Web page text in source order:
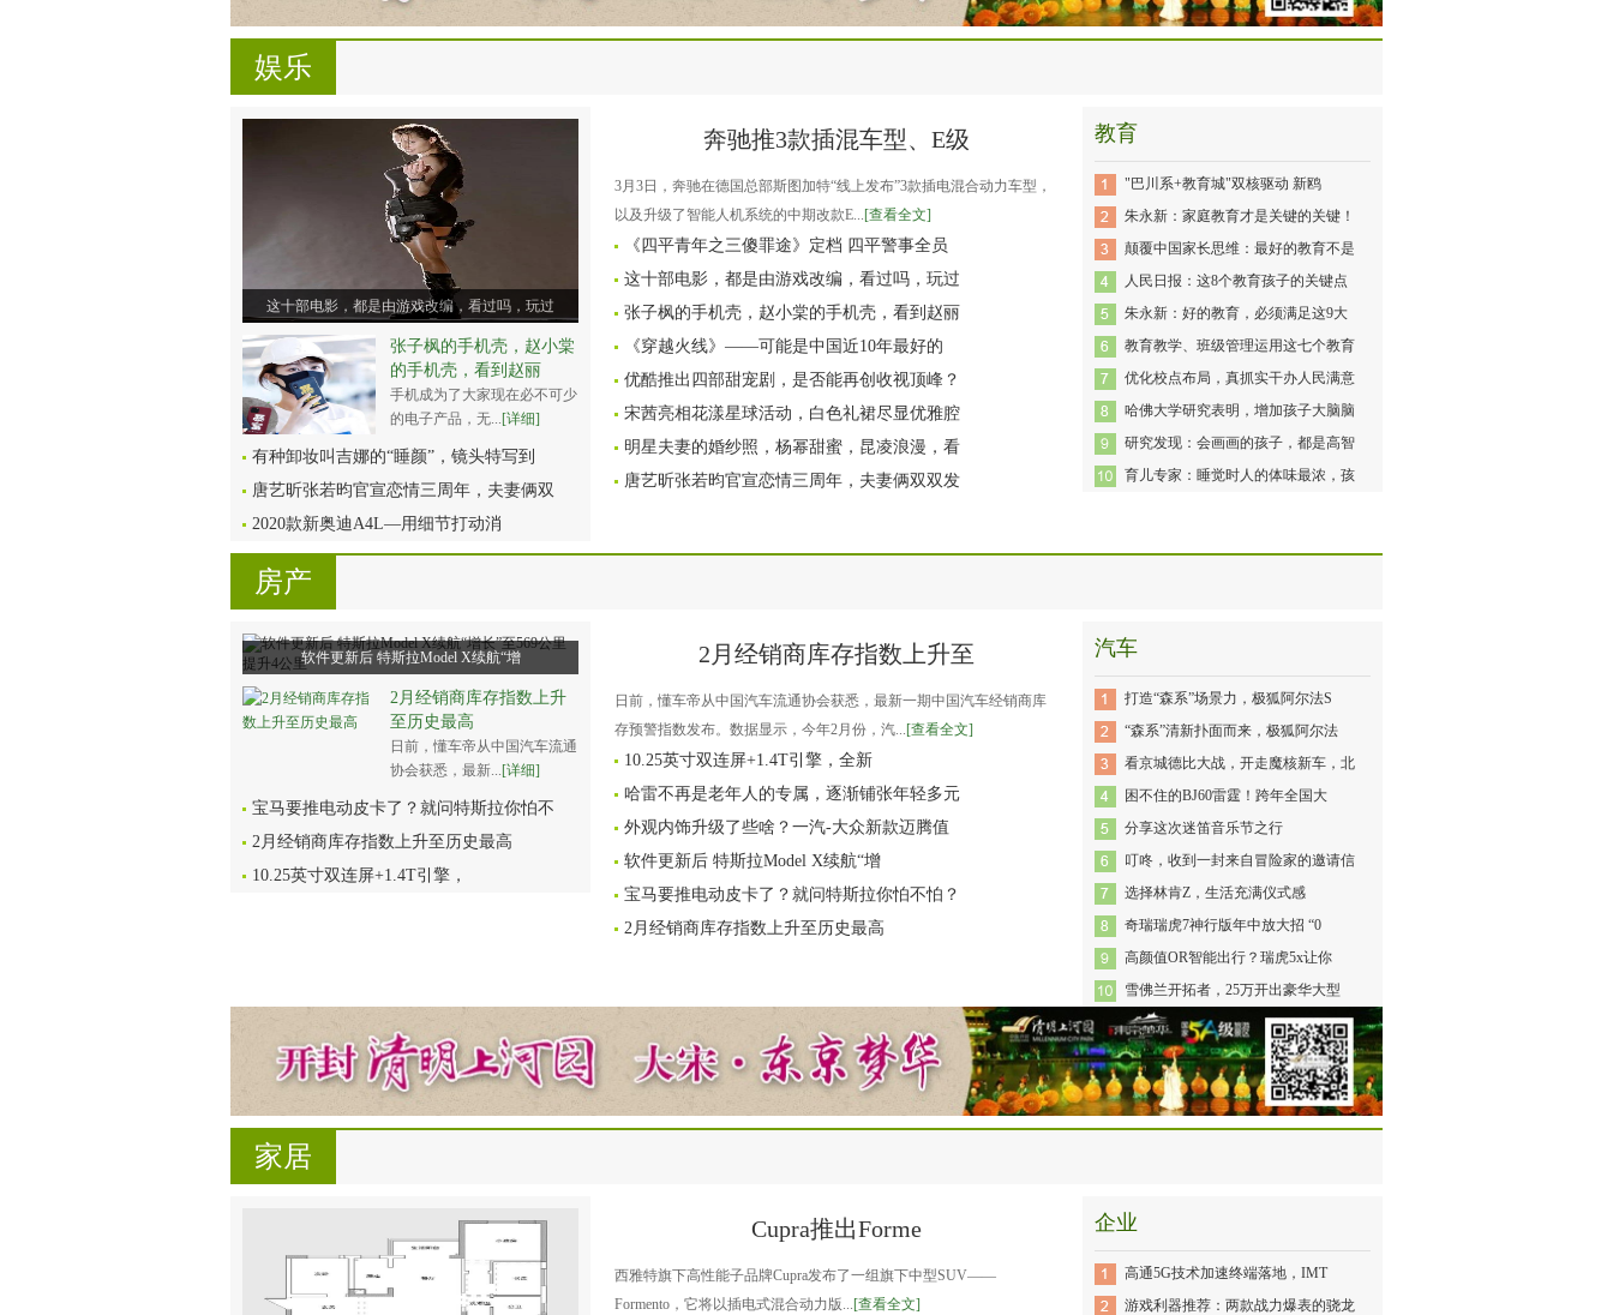
娱乐
这十部电影，都是由游戏改编，看过吗，玩过
张子枫的手机壳，赵小棠
的手机壳，看到赵丽
手机成为了大家现在必不可少
的电子产品，无...[详细]
有种卸妆叫吉娜的“睡颜”，镜头特写到
唐艺昕张若昀官宣恋情三周年，夫妻俩双
2020款新奥迪A4L—用细节打动消
奔驰推3款插混车型、E级
3月3日，奔驰在德国总部斯图加特“线上发布”3款插电混合动力车型，
以及升级了智能人机系统的中期改款E...[查看全文]
《四平青年之三傻罪途》定档 四平警事全员
这十部电影，都是由游戏改编，看过吗，玩过
张子枫的手机壳，赵小棠的手机壳，看到赵丽
《穿越火线》——可能是中国近10年最好的
优酷推出四部甜宠剧，是否能再创收视顶峰？
宋茜亮相花漾星球活动，白色礼裙尽显优雅腔
明星夫妻的婚纱照，杨幂甜蜜，昆凌浪漫，看
唐艺昕张若昀官宣恋情三周年，夫妻俩双双发
教育
"巴川系+教育城"双核驱动 新鸥
朱永新：家庭教育才是关键的关键！
颠覆中国家长思维：最好的教育不是
人民日报：这8个教育孩子的关键点
朱永新：好的教育，必须满足这9大
教育教学、班级管理运用这七个教育
优化校点布局，真抓实干办人民满意
哈佛大学研究表明，增加孩子大脑脑
研究发现：会画画的孩子，都是高智
育儿专家：睡觉时人的体味最浓，孩
房产
软件更新后 特斯拉Model X续航“增
2月经销商库存指数上升
至历史最高
日前，懂车帝从中国汽车流通
协会获悉，最新...[详细]
宝马要推电动皮卡了？就问特斯拉你怕不
2月经销商库存指数上升至历史最高
10.25英寸双连屏+1.4T引擎，
2月经销商库存指数上升至
日前，懂车帝从中国汽车流通协会获悉，最新一期中国汽车经销商库
存预警指数发布。数据显示，今年2月份，汽...[查看全文]
10.25英寸双连屏+1.4T引擎，全新
哈雷不再是老年人的专属，逐渐铺张年轻多元
外观内饰升级了些啥？一汽-大众新款迈腾值
软件更新后 特斯拉Model X续航“增
宝马要推电动皮卡了？就问特斯拉你怕不怕？
2月经销商库存指数上升至历史最高
汽车
打造“森系”场景力，极狐阿尔法S
“森系”清新扑面而来，极狐阿尔法
看京城德比大战，开走魔核新车，北
困不住的BJ60雷霆！跨年全国大
分享这次迷笛音乐节之行
叮咚，收到一封来自冒险家的邀请信
选择林肯Z，生活充满仪式感
奇瑞瑞虎7神行版年中放大招 “0
高颜值OR智能出行？瑞虎5x让你
雪佛兰开拓者，25万开出豪华大型
家居
Cupra推出Forme
西雅特旗下高性能子品牌Cupra发布了一组旗下中型SUV——
Formento，它将以插电式混合动力版...[查看全文]
企业
高通5G技术加速终端落地，IMT
游戏利器推荐：两款战力爆表的骁龙